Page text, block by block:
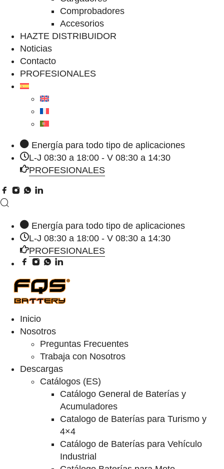
Comprobadores
Accesorios
HAZTE DISTRIBUIDOR
Noticias
Contacto
PROFESIONALES
Energía para todo tipo de aplicaciones
L-J 08:30 a 18:00 - V 08:30 a 14:30
PROFESIONALES
Energía para todo tipo de aplicaciones
L-J 08:30 a 18:00 - V 08:30 a 14:30
PROFESIONALES
Inicio
Nosotros
Preguntas Frecuentes
Trabaja con Nosotros
Descargas
Catálogos (ES)
Catálogo General de Baterías y
Acumuladores
Catalogo de Baterías para Turismo y
4×4
Catálogo de Baterías para Vehículo
Industrial